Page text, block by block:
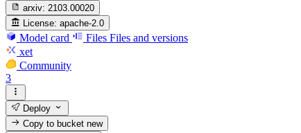
arxiv: 2103.00020
License: apache-2.0
Model card Files Files and versions
xet
Community
3
Deploy
Copy to bucketnew